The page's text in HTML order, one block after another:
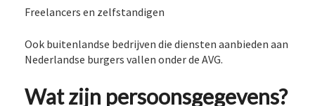
Freelancers en zelfstandigen
Ook buitenlandse bedrijven die diensten aanbieden aan
Nederlandse burgers vallen onder de AVG.
Wat zijn persoonsgegevens?